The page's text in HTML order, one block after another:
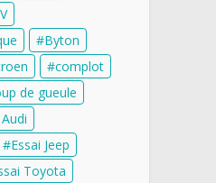
Byton
complot
de gueule
Essai Jeep
Toyota